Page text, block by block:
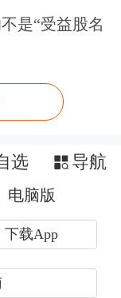
导，按月/
果。
来经营业绩
损。
净利润分别
、5343.39
化，全年实
同比下降
是“受益股名
选 导航
电脑版
下载App